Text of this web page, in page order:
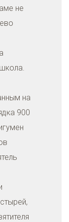
не
на
900